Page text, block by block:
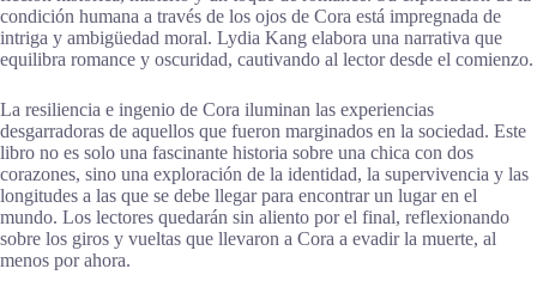
condición humana a través de los ojos de Cora está impregnada de
intriga y ambigüedad moral. Lydia Kang elabora una narrativa que
equilibra romance y oscuridad, cautivando al lector desde el comienzo.
La resiliencia e ingenio de Cora iluminan las experiencias
desgarradoras de aquellos que fueron marginados en la sociedad. Este
libro no es solo una fascinante historia sobre una chica con dos
corazones, sino una exploración de la identidad, la supervivencia y las
longitudes a las que se debe llegar para encontrar un lugar en el
mundo. Los lectores quedarán sin aliento por el final, reflexionando
sobre los giros y vueltas que llevaron a Cora a evadir la muerte, al
menos por ahora.